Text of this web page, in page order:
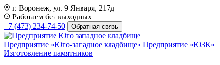
г. Воронеж, ул. 9 Января, 217д
Работаем без выходных
+7 (473) 234-74-50
Обратная связь
Предприятие «Юго-западное кладбище» Предприятие «ЮЗК»
Изготовление памятников